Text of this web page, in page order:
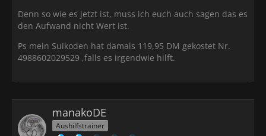
Denn so wie es jetzt ist, muss ich euch auch sagen das es
den Aufwand nicht Wert ist.
Ps mein Suikoden hat damals 119,95 DM gekostet Nr.
4988602029529 ,falls es irgendwie hilft.
manakoDE
Aushilfstrainer